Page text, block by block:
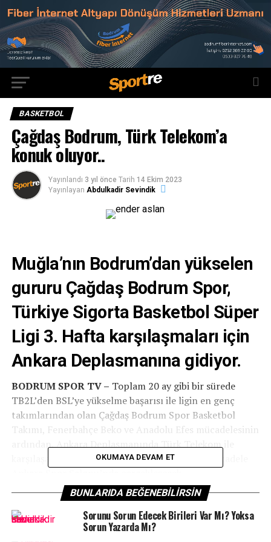
BASKETBOL
Çağdaş Bodrum, Türk Telekom’a
konuk oluyor..
Yayınlandı 3 yıl önce Tarih 14 Ekim 2023
Yayınlayan Abdulkadir Sevindik
Muğla’nın Bodrum’dan yükselen
gururu Çağdaş Bodrum Spor,
Türkiye Sigorta Basketbol Süper
Ligi 3. Hafta karşılaşmaları için
Ankara Deplasmanına gidiyor.
BODRUM SPOR TV – Toplam 20 ay gibi bir sürede
TB2L’den BSL’ye yükselme başarısı ile ligin en genç
takımlarından olan Çağdaş Bodrum Spor Basketbol
Takımı, Fenerbahçe Beko ve Anadolu Efes mücadelesinin
ardından, Ankara Deplasmanında Türk Telekom ile
karşılaşacak. 15 Ekim Pazar günü oynanacak mücadele
Sezon başından bugüne kadar süreci değerlendiren Baş
antrenör Ender Arslan “Gerçekten ligin en zorlu fikstür
girişini biz yapmış olduk. İlk hafta Fenerbahçe Beko,
OKUMAYA DEVAM ET
BUNLARIDA BEĞENEBILIRSIN
Sorunu Sorun Edecek Birileri Var Mı? Yoksa
Sorun Yazarda Mı?